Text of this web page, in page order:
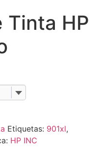
Tinta HP
Etiquetas: 901xl,
HP INC